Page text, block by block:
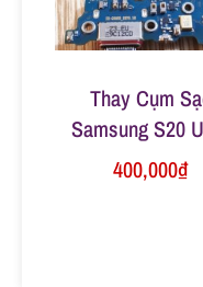
Thay Cụm
Samsung S20
400,000₫